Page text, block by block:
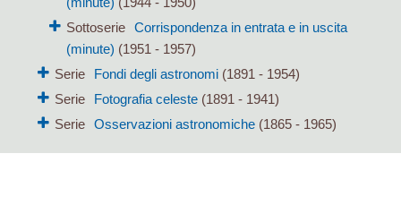
Sottoserie
Corrispondenza in entrata e in uscita
(minute) (1951 - 1957)
Serie
Fondi degli astronomi(1891 - 1954)
Serie
Fotografia celeste(1891 - 1941)
Serie Osservazioni astronomiche(1865 - 1965)